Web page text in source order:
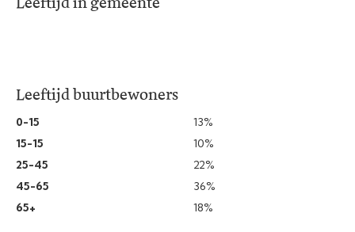
Leeftijd buurtbewoners
0-15
13%
15-15
10%
25-45
22%
45-65
36%
65+
18%